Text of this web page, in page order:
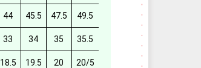
44 45.5 47.5 49.5
33 34 35 35.5
18.5 19.5 20 20/5